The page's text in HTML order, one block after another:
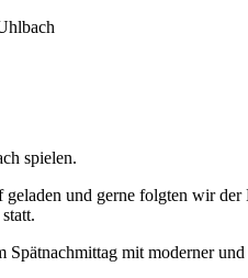
spielen.
und gerne folgten wir
Spätnachmittag mit moderner